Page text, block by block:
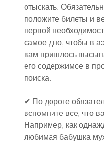
отыскать.
положите билеты и
первой
самое дно, чтобы в
вам пришлось
его содержимое в
поиска.
✔ По дороге
вспомните все, что
Например, как
любимая бабушка